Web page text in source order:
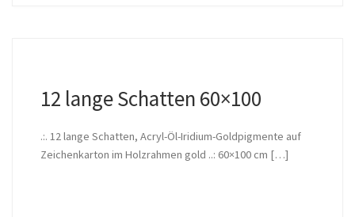
12 lange Schatten 60×100
.:. 12 lange Schatten, Acryl-Öl-Iridium-Goldpigmente auf
Zeichenkarton im Holzrahmen gold ..: 60×100 cm […]